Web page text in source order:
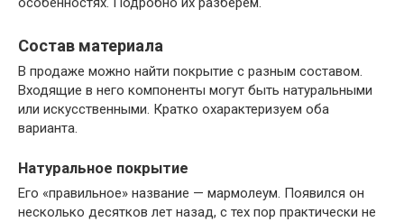
Состав материала
В продаже можно найти покрытие с разным составом.
Входящие в него компоненты могут быть натуральными
или искусственными. Кратко охарактеризуем оба
варианта.
Натуральное покрытие
Его «правильное» название — мармолеум. Появился он
несколько десятков лет назад, с тех пор практически не